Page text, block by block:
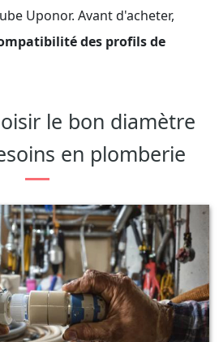
Uponor. Avant d'acheter,
des profils de
le bon diamètre
en plomberie